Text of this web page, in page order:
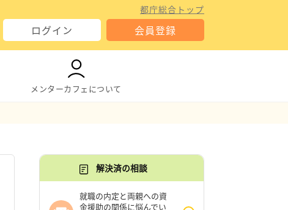
都庁総合トップ
ログイン 会員登録
メンターカフェについて
解決済の相談
就職の内定と両親への資
金援助の関係に悩んでい